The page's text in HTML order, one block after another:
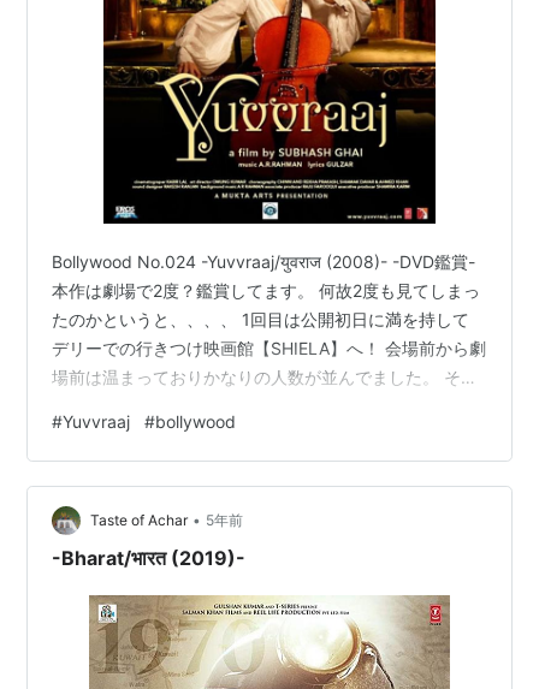
Bollywood No.024 -Yuvvraaj/युवराज (2008)- -DVD鑑賞-
本作は劇場で2度？鑑賞してます。 何故2度も見てしまっ
たのかというと、、、、 1回目は公開初日に満を持して
デリーでの行きつけ映画館【SHIELA】へ！ 会場前から劇
場前は温まっておりかなりの人数が並んでました。 そし
レへ。。。 あまりの爆発に所要20分ほどかかってしま
い、まだ落ち着かない。。。 この話題作をテキトーに見
るよりは出なおした方がいいと判断し劇場をでます。。
帰りしな顔見知りの劇場スタッフに「まだはじまったば
かり！どこへいくんだ！…
#Yuvvraaj #bollywood
Taste of Achar • 5年前
-Bharat/भारत (2019)-